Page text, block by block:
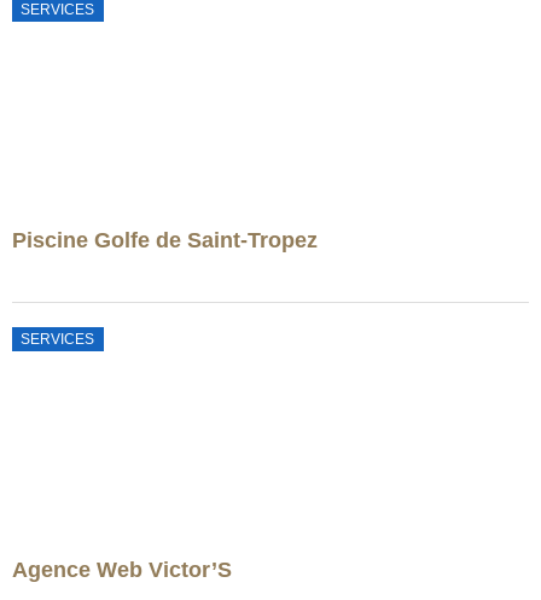
SERVICES
Piscine Golfe de Saint-Tropez
SERVICES
Agence Web Victor’S